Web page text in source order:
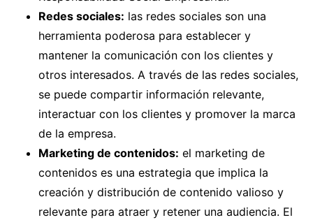
Redes sociales: las redes sociales son una
herramienta poderosa para establecer y
mantener la comunicación con los clientes y
otros interesados. A través de las redes sociales,
se puede compartir información relevante,
interactuar con los clientes y promover la marca
de la empresa.
Marketing de contenidos: el marketing de
contenidos es una estrategia que implica la
creación y distribución de contenido valioso y
relevante para atraer y retener una audiencia. El